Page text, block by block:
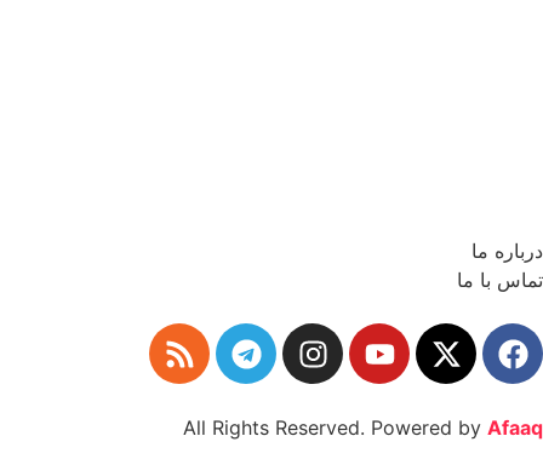
درباره ما
تماس با ما
All Rights Reserved. Powered by Afaaq